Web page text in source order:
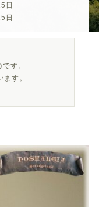
の
日
日
す。
す。